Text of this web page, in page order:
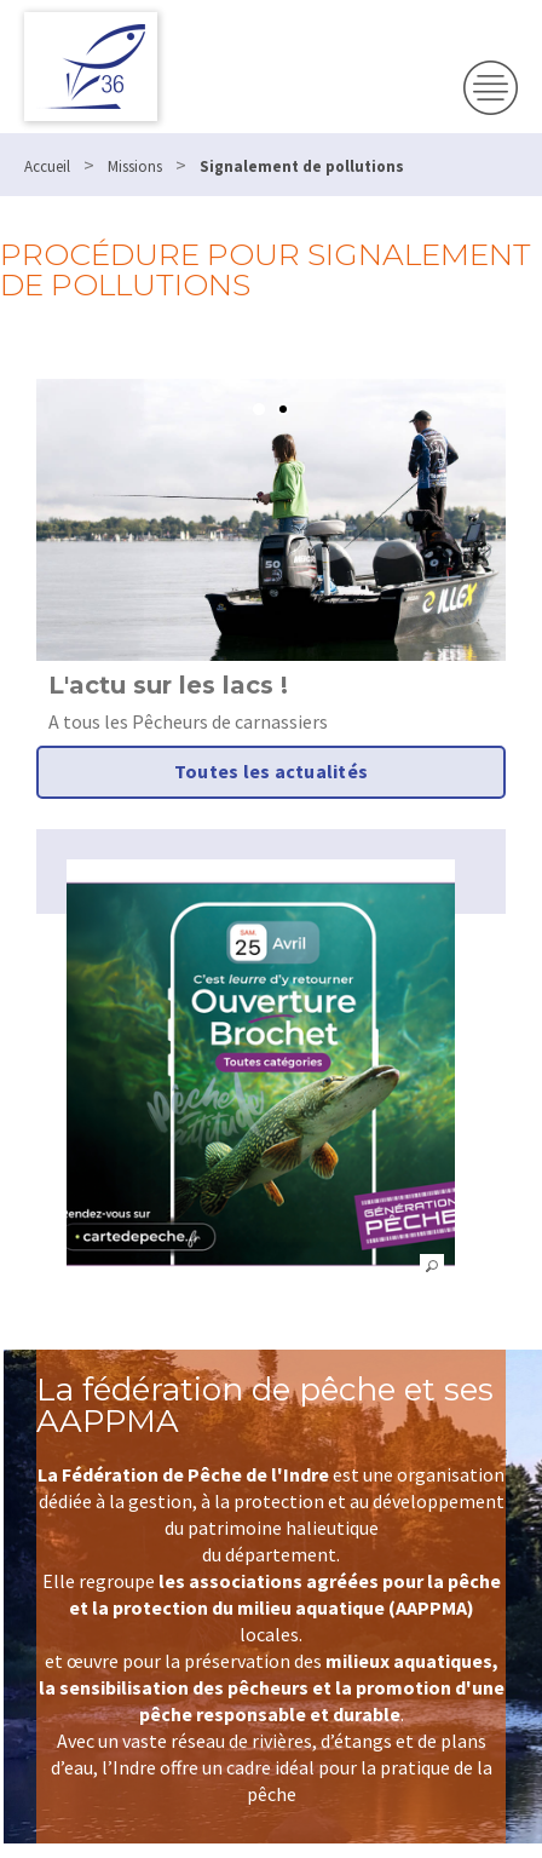
Accueil > Missions > Signalement de pollutions
PROCÉDURE POUR SIGNALEMENT
DE POLLUTIONS
L'actu sur les lacs !
A tous les Pêcheurs de carnassiers
Toutes les actualités
La fédération de pêche et ses
AAPPMA
La Fédération de Pêche de l'Indreest une organisation
dédiée à la gestion, à la protection et au développement
du patrimoine halieutique
du département.
Elle regroupe les associations agréées pour la pêche
et la protection du milieu aquatique (AAPPMA)
locales.
et œuvre pour la préservation des milieux aquatiques,
la sensibilisation des pêcheurs et la promotion d'une
pêche responsable et durable.
Avec un vaste réseau de rivières, d’étangs et de plans
d’eau, l’Indre offre un cadre idéal pour la pratique de la
pêche